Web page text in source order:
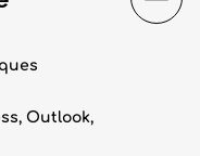
Outlook,